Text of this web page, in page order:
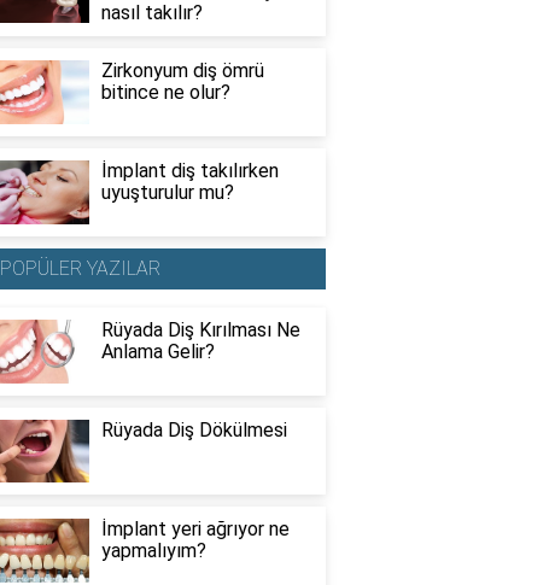
nasıl takılır?
Zirkonyum diş ömrü
bitince ne olur?
İmplant diş takılırken
uyuşturulur mu?
POPÜLER YAZILAR
Rüyada Diş Kırılması Ne
Anlama Gelir?
Rüyada Diş Dökülmesi
İmplant yeri ağrıyor ne
yapmalıyım?